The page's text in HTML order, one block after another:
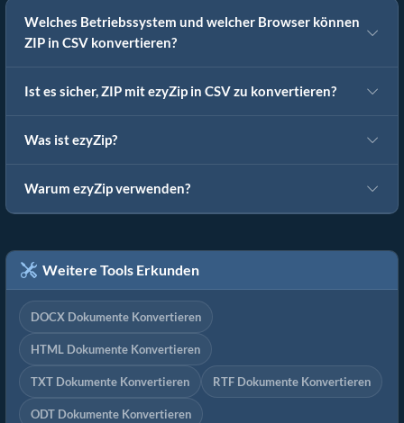
Welches Betriebssystem und welcher Browser können
ZIP in CSV konvertieren?
Ist es sicher, ZIP mit ezyZip in CSV zu konvertieren?
Was ist ezyZip?
Warum ezyZip verwenden?
Weitere Tools Erkunden
DOCX Dokumente Konvertieren
HTML Dokumente Konvertieren
TXT Dokumente Konvertieren RTF Dokumente Konvertieren
ODT Dokumente Konvertieren